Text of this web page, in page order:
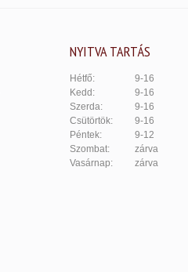
NYITVA TARTÁS
Hétfő:
9-16
Kedd:
9-16
Szerda:
9-16
Csütörtök:
9-16
Péntek:
9-12
Szombat:
zárva
Vasárnap:
zárva